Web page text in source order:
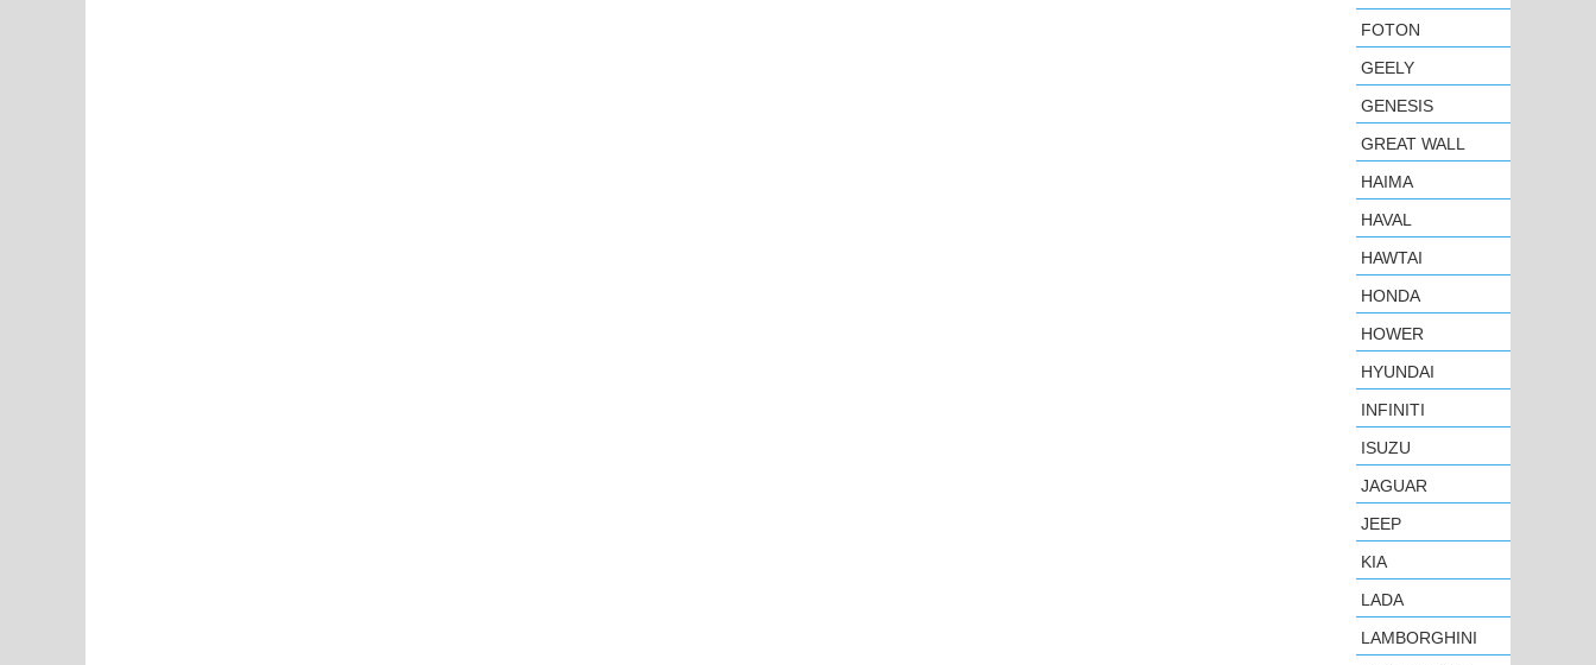
FOTON
GEELY
GENESIS
GREAT WALL
HAIMA
HAVAL
HAWTAI
HONDA
HOWER
HYUNDAI
INFINITI
ISUZU
JAGUAR
JEEP
KIA
LADA
LAMBORGHINI